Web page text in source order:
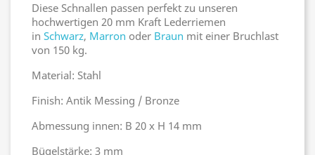
Diese Schnallen passen perfekt zu unseren
hochwertigen 20 mm Kraft Lederriemen
in Schwarz, Marron oder Braun mit einer Bruchlast
von 150 kg.
Material: Stahl
Finish: Antik Messing / Bronze
Abmessung innen: B 20 x H 14 mm
Bügelstärke: 3 mm